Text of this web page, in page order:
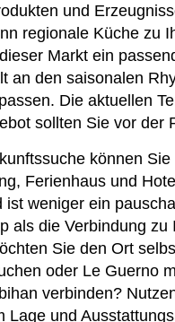
und
regionale Küche zu
Markt ein
an den saisonalen
Die aktuellen
sollten Sie vor der
können Sie
Ferienhaus und
ist weniger ein
als die Verbindung zu
Sie den Ort
oder Le Guerno
verbinden?
Lage und